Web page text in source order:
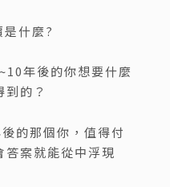
什麼?
年後的你想要什麼
的？
的那個你，值得付
答案就能從中浮現